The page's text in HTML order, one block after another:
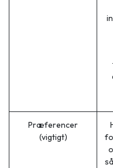
Præferencer
(vigtigt)